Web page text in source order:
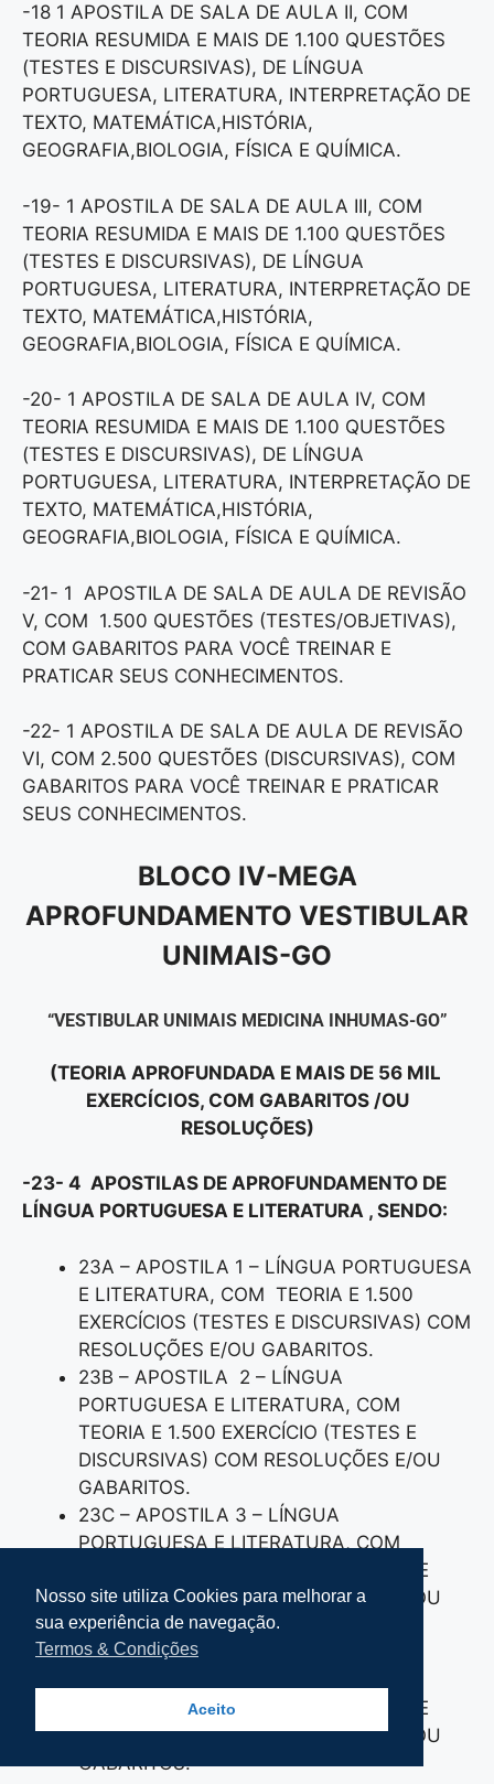
-18 1 APOSTILA DE SALA DE AULA II, COM
TEORIA RESUMIDA E MAIS DE 1.100 QUESTÕES
(TESTES E DISCURSIVAS), DE LÍNGUA
PORTUGUESA, LITERATURA, INTERPRETAÇÃO DE
TEXTO, MATEMÁTICA,HISTÓRIA,
GEOGRAFIA,BIOLOGIA, FÍSICA E QUÍMICA.
-19- 1 APOSTILA DE SALA DE AULA III, COM
TEORIA RESUMIDA E MAIS DE 1.100 QUESTÕES
(TESTES E DISCURSIVAS), DE LÍNGUA
PORTUGUESA, LITERATURA, INTERPRETAÇÃO DE
TEXTO, MATEMÁTICA,HISTÓRIA,
GEOGRAFIA,BIOLOGIA, FÍSICA E QUÍMICA.
-20- 1 APOSTILA DE SALA DE AULA IV, COM
TEORIA RESUMIDA E MAIS DE 1.100 QUESTÕES
(TESTES E DISCURSIVAS), DE LÍNGUA
PORTUGUESA, LITERATURA, INTERPRETAÇÃO DE
TEXTO, MATEMÁTICA,HISTÓRIA,
GEOGRAFIA,BIOLOGIA, FÍSICA E QUÍMICA.
-21- 1 APOSTILA DE SALA DE AULA DE REVISÃO
V, COM 1.500 QUESTÕES (TESTES/OBJETIVAS),
COM GABARITOS PARA VOCÊ TREINAR E
PRATICAR SEUS CONHECIMENTOS.
-22- 1 APOSTILA DE SALA DE AULA DE REVISÃO
VI, COM 2.500 QUESTÕES (DISCURSIVAS), COM
GABARITOS PARA VOCÊ TREINAR E PRATICAR
SEUS CONHECIMENTOS.
BLOCO IV-MEGA
APROFUNDAMENTO VESTIBULAR
UNIMAIS-GO
“VESTIBULAR UNIMAIS MEDICINA INHUMAS-GO”
(TEORIA APROFUNDADA E MAIS DE 56 MIL
EXERCÍCIOS, COM GABARITOS /OU
RESOLUÇÕES)
-23- 4 APOSTILAS DE APROFUNDAMENTO DE
LÍNGUA PORTUGUESA E LITERATURA , SENDO:
23A – APOSTILA 1 – LÍNGUA PORTUGUESA
E LITERATURA, COM TEORIA E 1.500
EXERCÍCIOS (TESTES E DISCURSIVAS) COM
RESOLUÇÕES E/OU GABARITOS.
23B – APOSTILA 2 – LÍNGUA
PORTUGUESA E LITERATURA, COM
TEORIA E 1.500 EXERCÍCIO (TESTES E
DISCURSIVAS) COM RESOLUÇÕES E/OU
GABARITOS.
23C – APOSTILA 3 – LÍNGUA
PORTUGUESA E LITERATURA, COM
TEORIA E 1.500 EXERCÍCIOS (TESTES E
DISCURSIVAS) COM RESOLUÇÕES E/OU
GABARITOS.
23D – APOSTILA 4 – LÍNGUA
TEORIA E 1.500 EXERCÍCIOS (TESTES E
DISCURSIVAS) COM RESOLUÇÕES E/OU
GABARITOS.
Nosso site utiliza Cookies para melhorar a
sua experiência de navegação.
Termos & Condições
Aceito